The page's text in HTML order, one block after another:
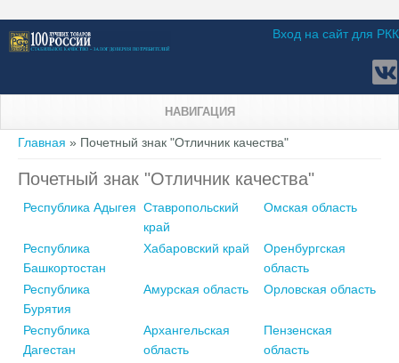
Вход на сайт для РКК
НАВИГАЦИЯ
Вы здесь
Главная » Почетный знак "Отличник качества"
Почетный знак "Отличник качества"
Республика Адыгея Ставропольский
край
Омская область
Республика
Башкортостан
Хабаровский край
Оренбургская
область
Республика
Бурятия
Амурская область Орловская область
Республика
Дагестан
Архангельская
область
Пензенская
область